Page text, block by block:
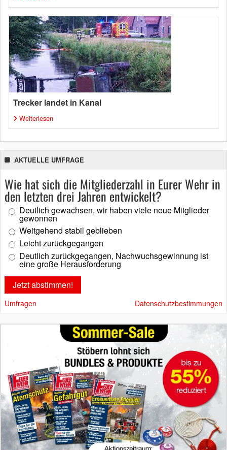
Trecker landet in Kanal
Weiterlesen
AKTUELLE UMFRAGE
Wie hat sich die Mitgliederzahl in Eurer Wehr in
den letzten drei Jahren entwickelt?
Deutlich gewachsen, wir haben viele neue Mitglieder
gewonnen
Weitgehend stabil geblieben
Leicht zurückgegangen
Deutlich zurückgegangen, Nachwuchsgewinnung ist
eine große Herausforderung
Umfragen Datenschutzbestimmungen